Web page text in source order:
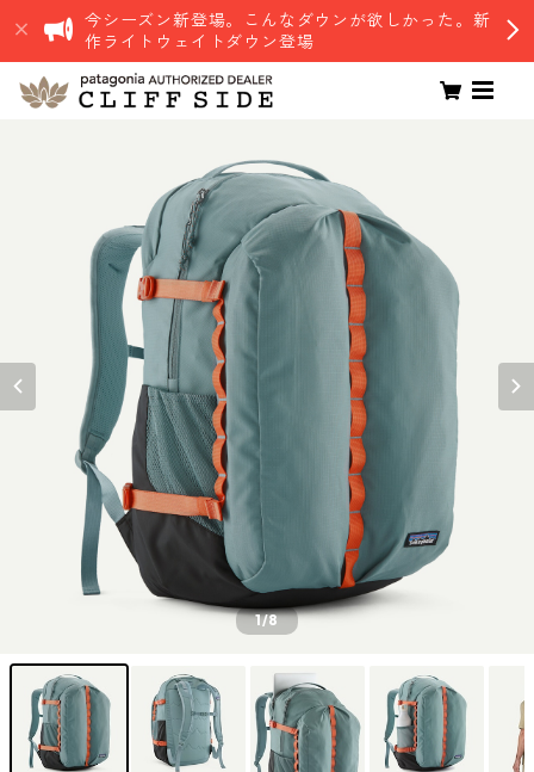
今シーズン新登場。こんなダウンが欲しかった。新
作ライトウェイトダウン登場
1/8